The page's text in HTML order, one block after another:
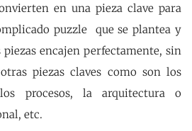
en una pieza clave para
puzzle que se plantea y
encajen perfectamente, sin
piezas claves como son los
procesos, la arquitectura o
etc.